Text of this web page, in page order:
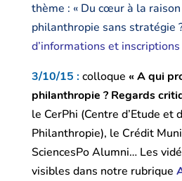
thème : « Du cœur à la raison
philanthropie sans stratégie
d’informations et inscriptions
3/10/15 : colloque « A qui
philanthropie ? Regards
le CerPhi (Centre d’Etude et
Philanthropie), le Crédit
SciencesPo Alumni… Les
visibles dans notre rubrique